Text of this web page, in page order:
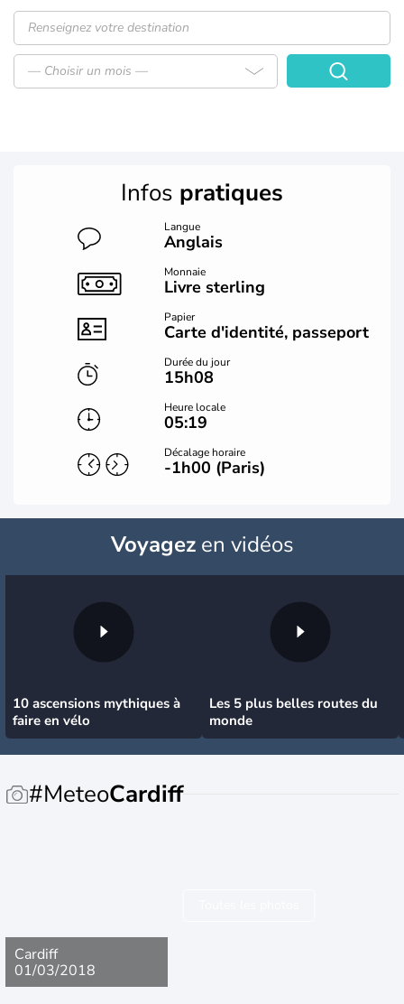
— Choisir un mois —
Infos pratiques
Langue
Anglais
Monnaie
Livre sterling
Papier
Carte d'identité, passeport
Durée du jour
15h08
Heure locale
05:19
Décalage horaire
-1h00 (Paris)
Voyagezen vidéos
10 ascensions mythiques à
faire en vélo
Les 5 plus belles routes du
monde
#MeteoCardiff
Cardiff
01/03/2018